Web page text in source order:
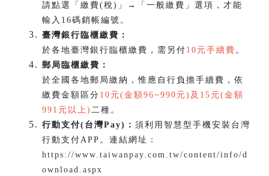
請點選「繳費(稅)」→「一般繳費」選項，才能
輸入16碼銷帳編號。
臺灣銀行臨櫃繳費：
於各地臺灣銀行臨櫃繳費，需另付 10元手續費 。
郵局臨櫃繳費：
於全國各地郵局繳納，惟應自行負擔手續費，依
繳費金額區分 10元(金額96~990元)及15元(金額
991元以上) 二種。
行動支付(台灣Pay)： 須利用智慧型手機安裝台灣
行動支付APP。連結網址：
https://www.taiwanpay.com.tw/content/info/d
ownload.aspx